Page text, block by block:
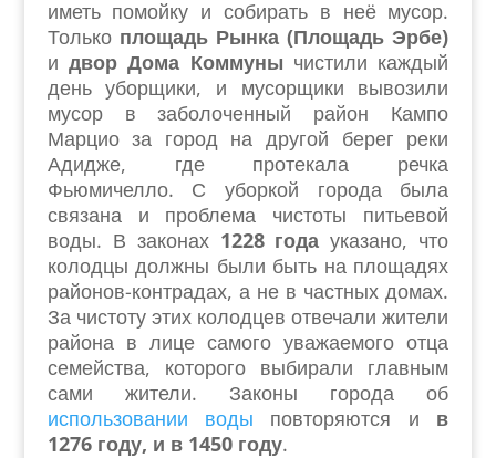
иметь помойку и собирать в неё мусор.
Только площадь Рынка (Площадь Эрбе)
и двор Дома Коммуны чистили каждый
день уборщики, и мусорщики вывозили
мусор в заболоченный район Кампо
Марцио за город на другой берег реки
Адидже, где протекала речка
Фьюмичелло. С уборкой города была
связана и проблема чистоты питьевой
воды. В законах 1228 года указано, что
колодцы должны были быть на площадях
районов-контрадах, а не в частных домах.
За чистоту этих колодцев отвечали жители
района в лице самого уважаемого отца
семейства, которого выбирали главным
сами жители. Законы города об
использовании воды повторяются и в
1276 году, и в 1450 году.